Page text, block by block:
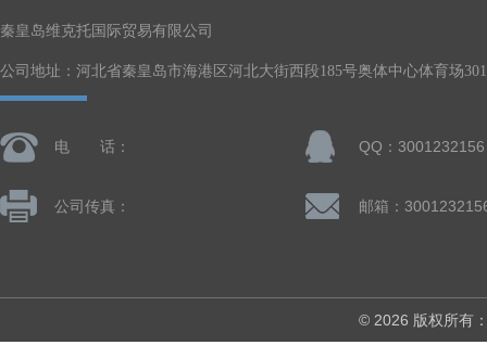
秦皇岛维克托国际贸易有限公司
公司地址：河北省秦皇岛市海港区河北大街西段185号奥体中心体育场
电 话： QQ：3001232156
公司传真： 邮箱：
© 2026 版权所有